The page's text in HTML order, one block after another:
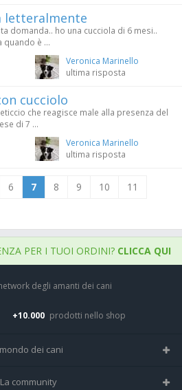
letteralmente
domanda.. ho una cucciola di 6 mesi..
quando è ...
Veronica Marinello
ultima risposta
cucciolo
che reagisce male alla presenza del
di 7 ...
Veronica Marinello
ultima risposta
6 7 8 9 10
11
PER I TUOI ORDINI? CLICCA QUI
degli amanti dei cani
+10.000 prodotti nello shop
dei cani
Tutte le razze
La community